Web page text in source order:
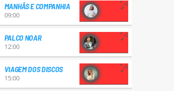
MANHÃS E COMPANHIA
09:00
PALCO NOAR
12:00
VIAGEM DOS DISCOS
15:00